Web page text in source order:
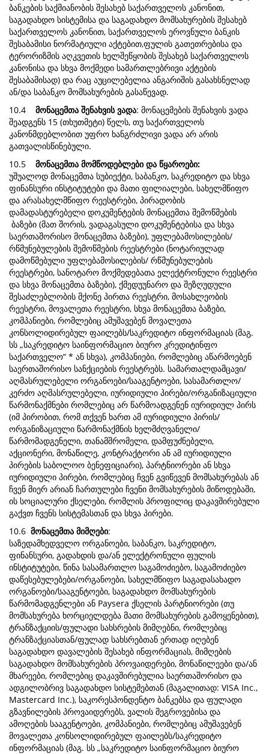
ბანკების საქმიანობის შესახებ საქართველოს კანონით,
საგადახდო სისტემისა და საგადახდო მომსახურების შესახებ
საქართველოს კანონით, საქართველოს ეროვნული ბანკის
შესაბამისი ნორმატიული აქტებით,ფულის გათეთრებისა და
ტერორიზმის აღკვეთის ხელშეწყობის შესახებ საქართველოს
კანონისა და სხვა მოქმედი სამართლებრივი აქტების
შესაბამისად) და რაც აუცილებელია ანგარიშის გასახსნელად
ან/და საბანკო მომსახურების გასაწევად.
10.4
მონაცემთა შენახვის ვადა: მონაცემების შენახვის ვადა
შეადგენს 15 (თხუთმეტი) წელს, თუ საქართველოს
კანონმდებლობით უფრო ხანგრძლივი ვადა არ არის
გათვალისწინებული.
10.5 მონაცემთა მომწოდებლები და წყაროები:
უშუალოდ მონაცემთა სუბიექტი, საბანკო, საკრედიტო და სხვა
ფინანსური ინსტიტუტები და მათი ფილიალები, სახელმწიფო
და არასახელმწიფო რეესტრები, პირადობის
დამადასტურებელი დოკუმენტების მონაცემთა შემოწმების
ბაზები (მათ შორის, ვადაგასული დოკუმენტებისა და სხვა
საერთაშორისო მონაცემთა ბაზები), უფლებამოსილების/
რწმუნებულების შემოწმების რეესტრები (ნოტარიულად
დამოწმებული უფლებამოსილების/ რწმუნებულების
რეესტრები, სანოტარო მოქმედებათა ელექტრონული რეესტრი
და სხვა მონაცემთა ბაზები), ქმედუუნარო და შეზღუდული
შესაძლებლობის მქონე პირთა რეესტრი, მოსახლეობის
რეესტრი, მოვალეთა რეესტრი, სხვა მონაცემთა ბაზები,
კომპანიები, რომლებიც ამუშავებენ მოვალეთა
კონსოლიდირებულ ფაილებს/საკრედიტო ინფორმაციას (მაგ.
სს „საკრედიტო საინფორმაციო ბიურო კრედიტინფო
საქართველო“ * ან სხვა), კომპანიები, რომლებიც აწარმოებენ
საერთაშორისო სანქციების რეესტრებს. სამართალდამცავი/
აღმასრულებელი ორგანოები/სააგენტოები, სასამართლო/
კერძო აღმასრულებელი, იურიდიული პირები/ორგანიზაციული
წარმონაქმნები რომლებიც არ წარმოადგენენ იურიდიულ პირს
(იმ პირობით, რომ თქვენ ხართ ამ იურიდიული პირის/
ორგანიზაციული წარმონაქმნის ხელმძღვანელი/
წარმომადგენელი, თანამშრომელი, დამფუძნებელი,
აქციონერი, მონაწილე, კონტრაქტორი ან ამ იურიდიული
პირების საბოლოო ბენეფიციარი), პარტნიორები ან სხვა
იურიდიული პირები, რომლებიც ჩვენ გვიწევენ მომსახურებას ან
ჩვენ მიერ არიან ჩართულები ჩვენი მომსახურების მიწოდებაში,
ის სოციალური ქსელები, რომლის პროფილიც დაკავშირებული
გაქვთ ჩვენს სისტემასთან და სხვა პირები.
10.6 მონაცემთა მიმღები:
საზედამხედველო ორგანოები, საბანკო, საკრედიტო,
ფინანსური, გადახდის და/ან ელექტრონული ფულის
ინსტიტუტები, წინა სასამართლო საგამოძიებო, საგამოძიებო
დაწესებულებები/ორგანოები, სახელმწიფო საგადასახადო
ორგანოები/სააგენტოები, საგადახდო მომსახურების
წარმომადგენლები ან Paysera ქსელის პარტნიორები (თუ
მომსახურება ხორციელდება მათი მომსახურების გამოყენებით),
ტრანზაქციის/ფულადი სახსრების მიმღებნი, რომლებიც
ტრანზაქციასთან/ფულად სახსრებთან ერთად იღებენ
საგადახდო დავალების შესახებ ინფორმაციას, მიმღების
საგადახდო მომსახურების პროვაიდერები, მონაწილეები და/ან
მხარეები, რომლებიც დაკავშირებულია საერთაშორისო და
ადგილობრივ საგადახდო სისტემებთან (მაგალითად: VISA Inc.,
Mastercard Inc.), საკორესპონდენტო ბანკებსა და ფულადი
გზავნილების პროვაიდერებს, ვალის შეგროვებისა და
ამოღების სააგენტოები, კომპანიები, რომლებიც ამუშავებენ
მოვალეთა კონსოლიდირებულ ფაილებს/საკრედიტო
ინფორმაციას (მაგ. სს „საკრედიტო საინფორმაციო ბიურო